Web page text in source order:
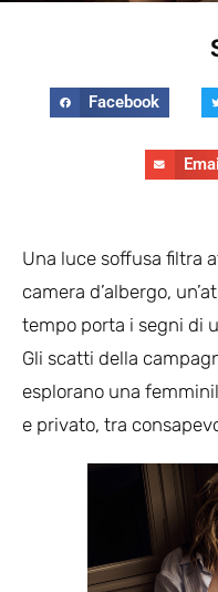
Facebook
Email
Una luce soffusa filtra
camera d’albergo,
tempo porta i segni di
Gli scatti della
esplorano una
e privato, tra